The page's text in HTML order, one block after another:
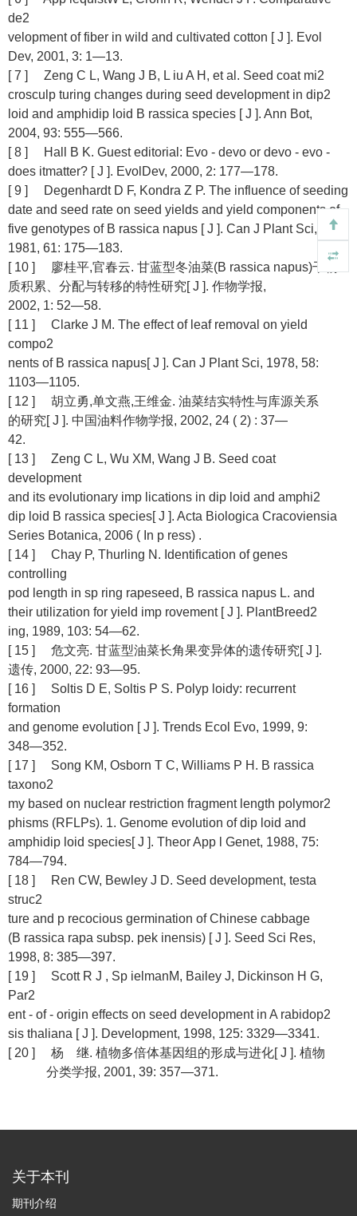
de2
velopment of fiber in wild and cultivated cotton [ J ]. Evol
Dev, 2001, 3: 1—13.
[ 7 ] Zeng C L, Wang J B, L iu A H, et al. Seed coat mi2
crosculp turing changes during seed development in dip2
loid and amphidip loid B rassica species [ J ]. Ann Bot,
2004, 93: 555—566.
[ 8 ] Hall B K. Guest editorial: Evo - devo or devo - evo -
does itmatter? [ J ]. EvolDev, 2000, 2: 177—178.
[ 9 ] Degenhardt D F, Kondra Z P. The influence of seeding
date and seed rate on seed yields and yield components of
five genotypes of B rassica napus [ J ]. Can J Plant Sci,
1981, 61: 175—183.
[ 10 ] 廖桂平,官春云. 甘蓝型冬油菜(B rassica napus)干物
质积累、分配与转移的特性研究[ J ]. 作物学报,
2002, 1: 52—58.
[ 11 ] Clarke J M. The effect of leaf removal on yield
compo2
nents of B rassica napus[ J ]. Can J Plant Sci, 1978, 58:
1103—1105.
[ 12 ] 胡立勇,单文燕,王维金. 油菜结实特性与库源关系
的研究[ J ]. 中国油料作物学报, 2002, 24 ( 2) : 37—
42.
[ 13 ] Zeng C L, Wu XM, Wang J B. Seed coat
development
and its evolutionary imp lications in dip loid and amphi2
dip loid B rassica species[ J ]. Acta Biologica Cracoviensia
Series Botanica, 2006 ( In p ress) .
[ 14 ] Chay P, Thurling N. Identification of genes
controlling
pod length in sp ring rapeseed, B rassica napus L. and
their utilization for yield imp rovement [ J ]. PlantBreed2
ing, 1989, 103: 54—62.
[ 15 ] 危文亮. 甘蓝型油菜长角果变异体的遗传研究[ J ].
遗传, 2000, 22: 93—95.
[ 16 ] Soltis D E, Soltis P S. Polyp loidy: recurrent
formation
and genome evolution [ J ]. Trends Ecol Evo, 1999, 9:
348—352.
[ 17 ] Song KM, Osborn T C, Williams P H. B rassica
taxono2
my based on nuclear restriction fragment length polymor2
phisms (RFLPs). 1. Genome evolution of dip loid and
amphidip loid species[ J ]. Theor App l Genet, 1988, 75:
784—794.
[ 18 ] Ren CW, Bewley J D. Seed development, testa
struc2
ture and p recocious germination of Chinese cabbage
(B rassica rapa subsp. pek inensis) [ J ]. Seed Sci Res,
1998, 8: 385—397.
[ 19 ] Scott R J , Sp ielmanM, Bailey J, Dickinson H G,
Par2
ent - of - origin effects on seed development in A rabidop2
sis thaliana [ J ]. Development, 1998, 125: 3329—3341.
[ 20 ] 杨 继. 植物多倍体基因组的形成与进化[ J ]. 植物
分类学报, 2001, 39: 357—371.
关于本刊
期刊介绍